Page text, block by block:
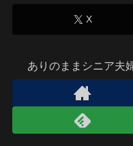
X
ありのままシニア夫